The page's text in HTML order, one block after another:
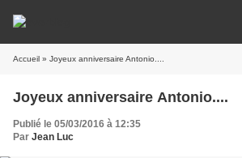
Accueil » Joyeux anniversaire Antonio....
Joyeux anniversaire Antonio....
Publié le 05/03/2016 à 12:35
Par Jean Luc